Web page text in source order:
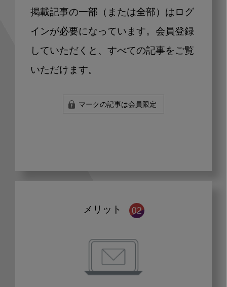
掲載記事の一部（または全部）はログ
インが必要になっています。会員登録
していただくと、すべての記事をご覧
いただけます。
マークの記事は会員限定
メリット